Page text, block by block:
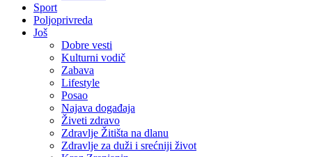
Sport
Poljoprivreda
Još
Dobre vesti
Kulturni vodič
Zabava
Lifestyle
Posao
Najava događaja
Živeti zdravo
Zdravlje Žitišta na dlanu
Zdravlje za duži i srećniji život